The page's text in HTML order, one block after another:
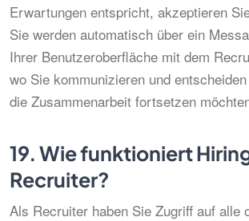
Erwartungen entspricht, akzeptieren
Sie werden automatisch über ein
Ihrer Benutzeroberfläche mit dem
wo Sie kommunizieren und
die Zusammenarbeit fortsetzen
19.Wie funktioniert
Recruiter?
Als Recruiter haben Sie Zugriff auf alle